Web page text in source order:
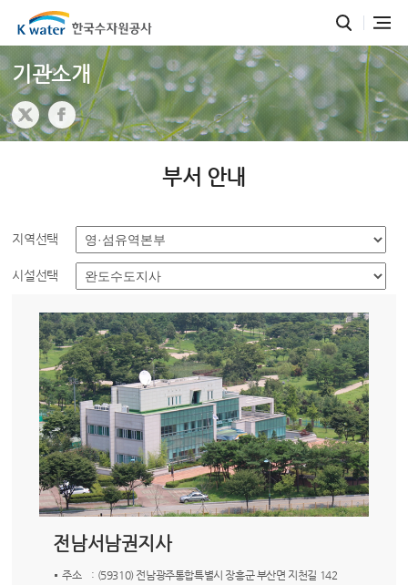
기관소개
부서 안내
지역선택
시설선택
전남서남권지사
주소
: (59310) 전남광주통합특별시 장흥군 부산면 지천길 142